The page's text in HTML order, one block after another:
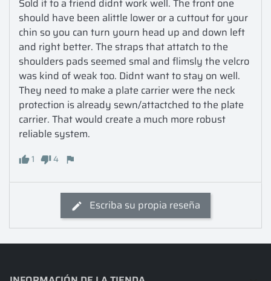
Sold it to a friend didnt work well. The front one
should have been alittle lower or a cuttout for your
chin so you can turn yourn head up and down left
and right better. The straps that attatch to the
shoulders pads seemed smal and flimsly the velcro
was kind of weak too. Didnt want to stay on well.
They need to make a plate carrier were the neck
protection is already sewn/attactched to the plate
carrier. That would create a much more robust
reliable system.
1 4
Escriba su propia reseña